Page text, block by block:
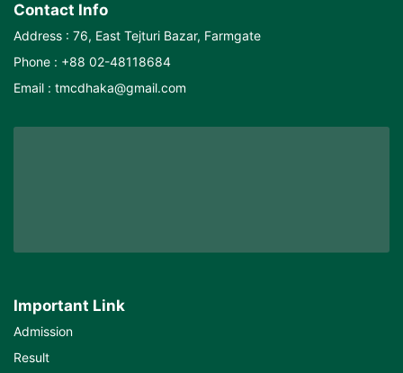
Contact Info
Address : 76, East Tejturi Bazar, Farmgate
Phone : +88 02-48118684
Email : tmcdhaka@gmail.com
Important Link
Admission
Result